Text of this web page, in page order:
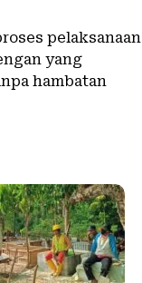
pelaksanaan
yang
hambatan